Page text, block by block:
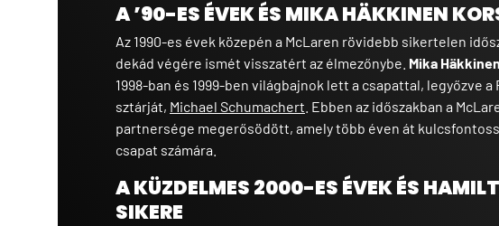
A ’90-ES ÉVEK ÉS MIKA HÄKKINEN
Az 1990-es évek közepén a McLaren rövidebb sikertelen
dekád végére ismét visszatért az élmezőnybe. Mika Häkkinen
1998-ban és 1999-ben világbajnok lett a csapattal, legyőzve
sztárját, Michael Schumachert . Ebben az időszakban a
partnersége megerősödött, amely több éven át
csapat számára.
A KÜZDELMES 2000-ES ÉVEK ÉS
SIKERE